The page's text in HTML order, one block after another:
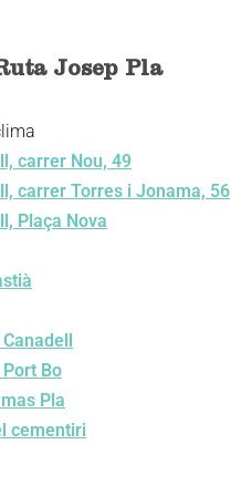
Josep Pla
carrer Nou, 49
carrer Torres i Jonama, 56
Plaça Nova
Bo
Pla
cementiri